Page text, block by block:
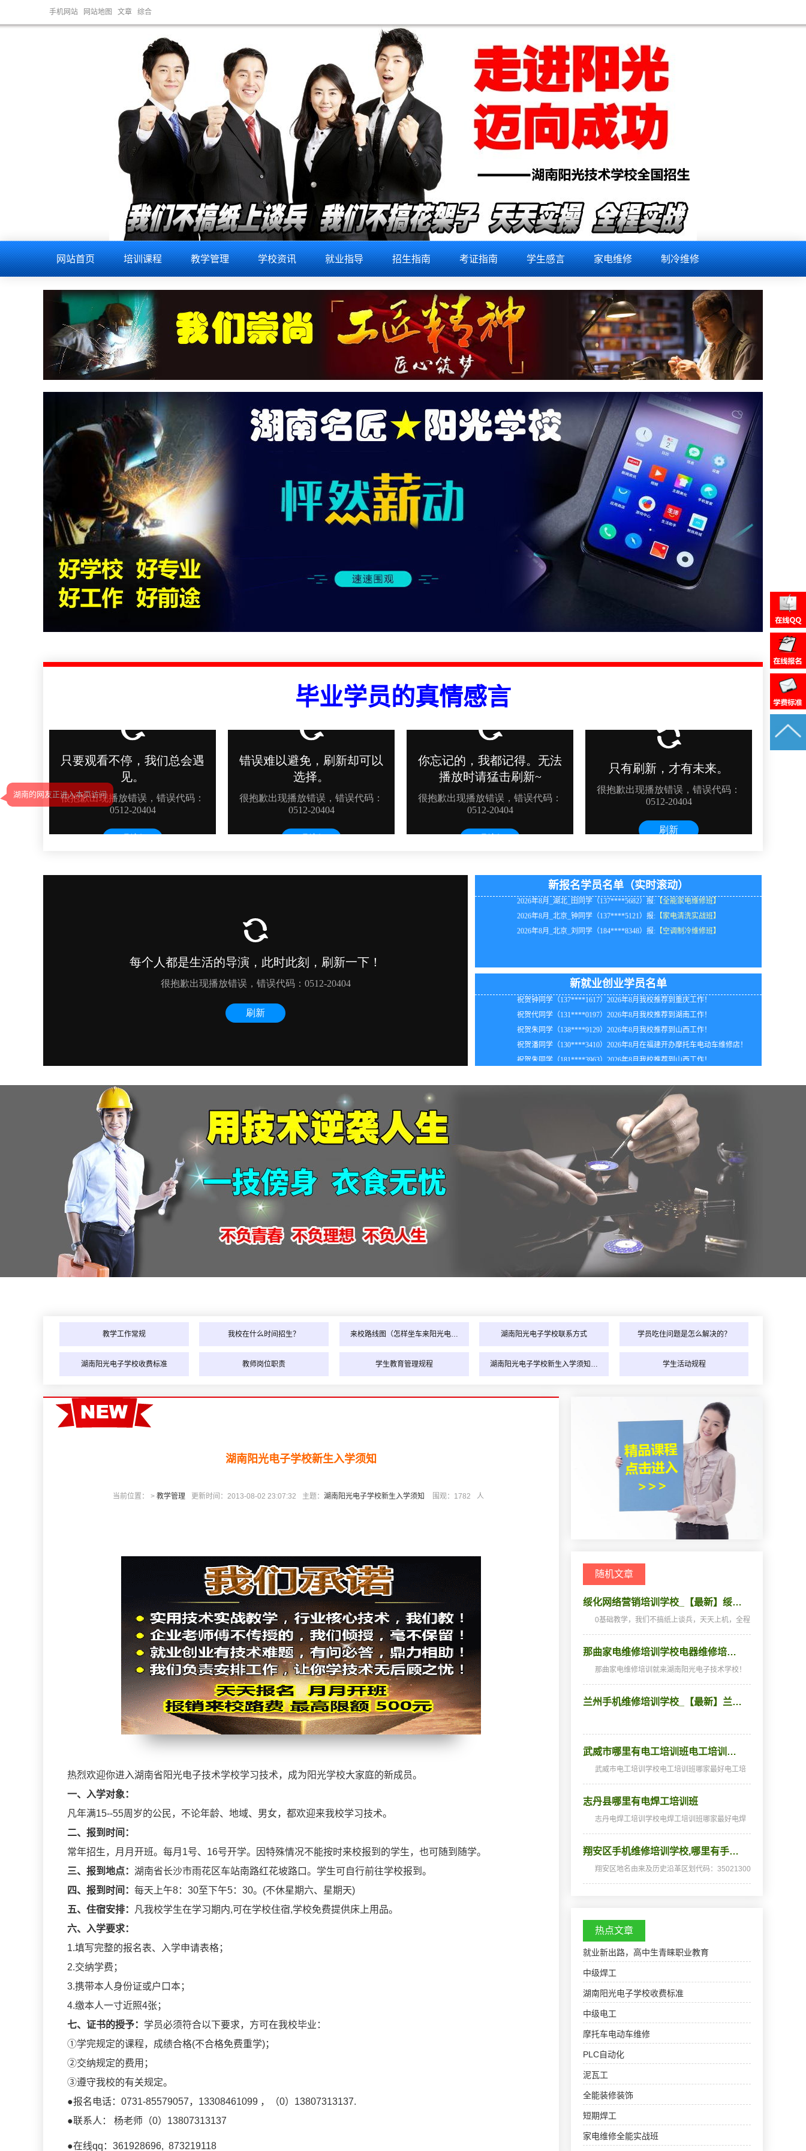
手机网站 网站地图 文章 综合
网站首页 培训课程 教学管理 学校资讯 就业指导 招生指南 考证指南 学生感言 家电维修 制冷维修
毕业学员的真情感言
新报名学员名单（实时滚动）
2026年8月_北京_卢同学（156****4219）报:
2026年8月_上海_江同学（137****1989）报:
【家电清洗实战班】
2026年8月_贵州_苏同学（130****7596）报:【家电清洗实战班】
2026年8月_安徽_张同学（186****0726）报:【家电维修实战班】
2026年8月_江苏_陈同学（187****2176）报:
【全能家电维修班】
2026年8月_湖南_吴同学（133****1298）报:【家电清洗实战班】
2026年8月_湖北_田同学（137****5682）报: 【全能家电维修班】
2026年8月_北京_钟同学（137****5121）报: 【家电清洗实战班】
2026年8月_北京_刘同学（184****8348）报: 【空调制冷维修班】
新就业创业学员名单
祝贺钟同学（133****7817）2026年8月我校推荐到重庆工作！
祝贺钟同学（137****1617）2026年8月我校推荐到重庆工作！
祝贺代同学（131****0197）2026年8月我校推荐到湖南工作！
祝贺朱同学（138****9129）2026年8月我校推荐到山西工作！
祝贺潘同学（130****3410）2026年8月在福建开办摩托车电动车维修店！
祝贺朱同学（181****3963）2026年8月我校推荐到山西工作！
祝贺刘同学（185****7906）2026年8月在陕西开办电动车摩托车维修店！
教学工作常规 我校在什么时间招生？ 来校路线图（怎样坐车来阳光电… 湖南阳光电子学校联系方式 学员吃住问题是怎么解决的？
湖南阳光电子学校收费标准 教师岗位职责 学生教育管理规程 湖南阳光电子学校新生入学须知… 学生活动规程
湖南阳光电子学校新生入学须知
当前位置： > 教学管理 更新时间：2013-08-02 23:07:32 主题： 湖南阳光电子学校新生入学须知 围观： 1782 人
热烈欢迎你进入湖南省阳光电子技术学校学习技术，成为阳光学校大家庭的新成员。
一、入学对象：
凡年满15--55周岁的公民，不论年龄、地域、男女，都欢迎来我校学习技术。
二、报到时间：
常年招生，月月开班。每月1号、16号开学。因特殊情况不能按时来校报到的学生，也可随到随学。
三、报到地点： 湖南省长沙市雨花区车站南路红花坡路口。学生可自行前往学校报到。
四、报到时间： 每天上午8：30至下午5：30。(不休星期六、星期天)
五、住宿安排：
凡我校学生在学习期内,可在学校住宿,学校免费提供床上用品。
六、入学要求：
1.填写完整的报名表、入学申请表格；
2.交纳学费；
3.携带本人身份证或户口本；
4.缴本人一寸近照4张；
七、证书的授予： 学员必须符合以下要求，方可在我校毕业：
①学完规定的课程，成绩合格(不合格免费重学)；
②交纳规定的费用；
③遵守我校的有关规定。
●报名电话：0731-85579057，13308461099 ，（0）13807313137.
●联系人： 杨老师（0）13807313137
●在线qq：361928696, 873219118
随机文章
绥化网络营销培训学校_【最新】绥…
0基础教学，我们不搞纸上谈兵，天天上机，全程
那曲家电维修培训学校电器维修培…
那曲家电维修培训就来湖南阳光电子技术学校！
（注：全国其他地方无分校！谨防假冒！）报名
兰州手机维修培训学校_【最新】兰…
武威市哪里有电工培训班电工培训…
武威市电工培训学校电工培训班哪家最好电工培
学校电工培训班哪家最好级以上行政区划一览市
志丹县哪里有电焊工培训班
志丹电焊工培训学校电焊工培训班哪家最好电焊
以纪念刘志丹烈士而命名。（中国地名语源词
翔安区手机维修培训学校,哪里有手…
翔安区地名由来及历史沿革区划代码：35021300
热点文章
就业新出路，高中生青睐职业教育
中级焊工
湖南阳光电子学校收费标准
中级电工
摩托车电动车维修
PLC自动化
泥瓦工
全能装修装饰
短期焊工
家电维修全能实战班
湖南的网友正进入本页访问